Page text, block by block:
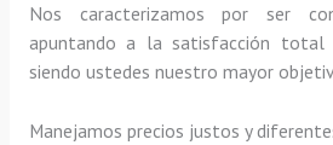
Nos caracterizamos por ser
apuntando a la satisfacción total
siendo ustedes nuestro mayor
Manejamos precios justos y